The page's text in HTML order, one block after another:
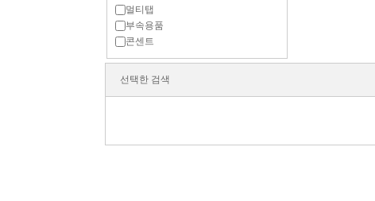
멀티탭
부속용품
콘센트
선택한 검색